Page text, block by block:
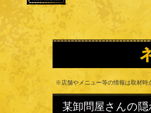
※店舗やメニュー等の情報は取材時
某卸問屋さんの